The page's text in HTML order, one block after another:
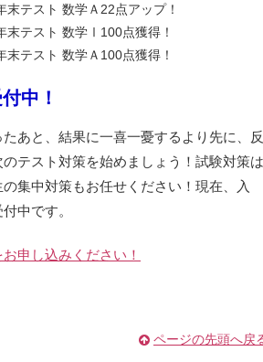
末テスト 数学Ａ22点アップ！
末テスト 数学Ⅰ100点獲得 ！
テスト 数学Ａ100点獲得！
中！
あと、結果に一喜一憂するより先に、反
テスト対策を始めましょう！試験対策は
集中対策もお任せください！現在、入
中です。
申し込みください！
ページの先頭へ戻